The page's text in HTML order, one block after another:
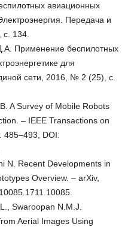
авиационных
Передача и
134.
Применение беспилотных
для
сети, 2016, № 2 (25), с.
A Survey of Mobile Robots
– IEEE Transactions on
485–493, DOI:
N. Recent Developments in
Overview. – arXiv,
Swaroopan N.M.J.
Aerial Images Using